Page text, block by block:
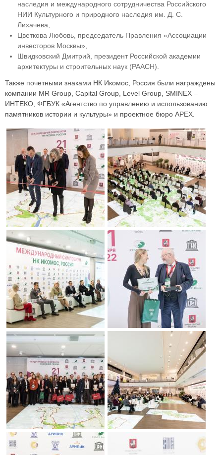
наследия и международного сотрудничества Российского
НИИ Культурного и природного наследия им. Д. С.
Лихачева,
Цветкова Любовь, председатель Правления «Ассоциации
инвесторов Москвы»,
Швидковский Дмитрий, президент Российской академии
архитектуры и строительных наук (РААСН).
Также почетными знаками НК Икомос, Россия были награждены
компании MR Group, Capital Group, Level Group, SMINEX –
ИНТЕКО, ФГБУК «Агентство по управлению и использованию
памятников истории и культуры» и проектное бюро APEX.